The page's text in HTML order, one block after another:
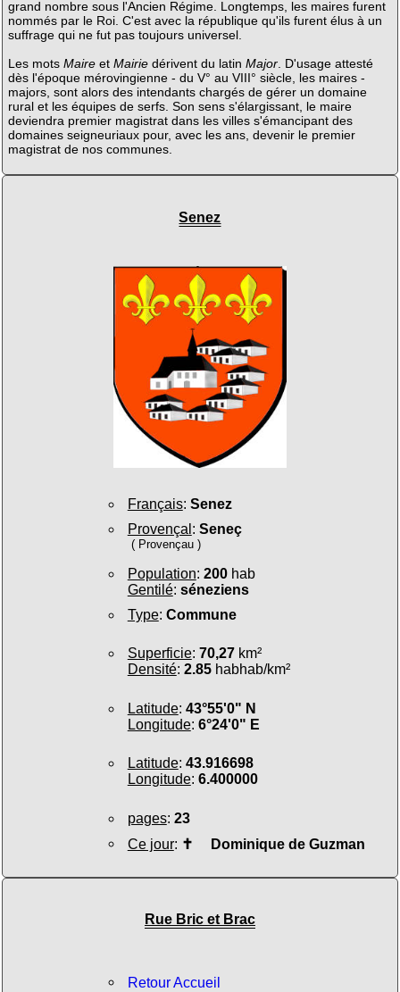
grand nombre sous l'Ancien Régime. Longtemps, les maires furent
nommés par le Roi. C'est avec la république qu'ils furent élus à un
suffrage qui ne fut pas toujours universel.
Les mots Maireet Mairiedérivent du latin Major. D'usage attesté
dès l'époque mérovingienne - du V° au VIII° siècle, les maires -
majors, sont alors des intendants chargés de gérer un domaine
rural et les équipes de serfs. Son sens s'élargissant, le maire
deviendra premier magistrat dans les villes s'émancipant des
domaines seigneuriaux pour, avec les ans, devenir le premier
magistrat de nos communes.
Senez
Français: Senez
Provençal : Seneç
( Provençau )
Population: 200hab
Gentilé: séneziens
Type: Commune
Superficie: 70,27km²
Densité: 2.85habhab/km²
Latitude: 43°55'0" N
Longitude: 6°24'0" E
Latitude: 43.916698
Longitude: 6.400000
pages: 23
Ce jour: ✝ Dominique de Guzman
Rue Bric et Brac
Retour Accueil